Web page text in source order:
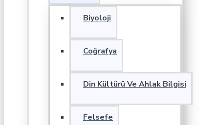
Biyoloji
Coğrafya
Din Kültürü Ve Ahlak Bilgisi
Felsefe